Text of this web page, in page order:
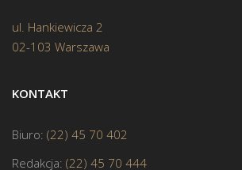
ul. Hankiewicza 2
02-103 Warszawa
KONTAKT
Biuro: (22) 45 70 402
Redakcja: (22) 45 70 444